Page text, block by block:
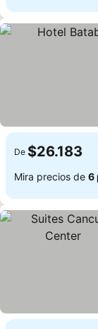
De $26.183
Mira precios de 6